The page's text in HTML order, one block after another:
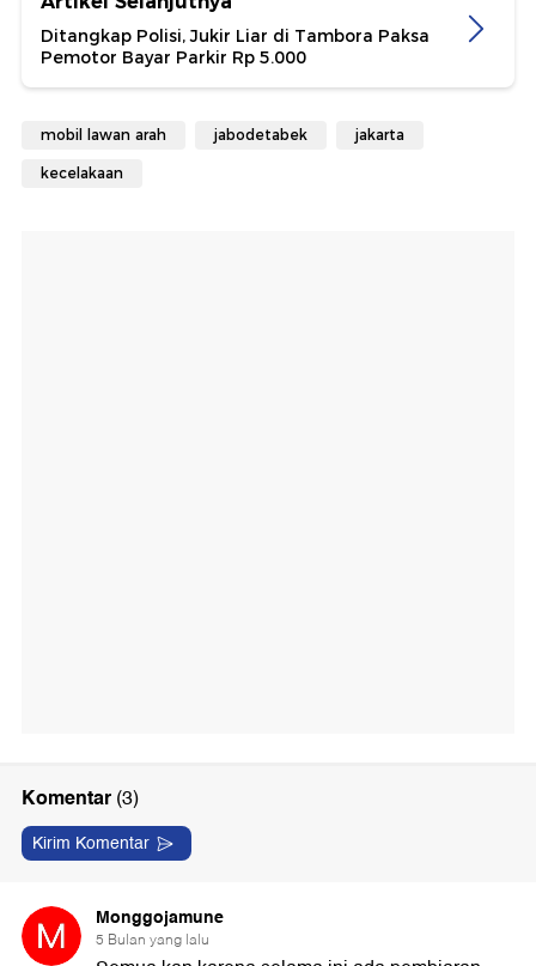
Ditangkap Polisi, Jukir Liar di Tambora Paksa
Pemotor Bayar Parkir Rp 5.000
mobil lawan arah jabodetabek jakarta
kecelakaan